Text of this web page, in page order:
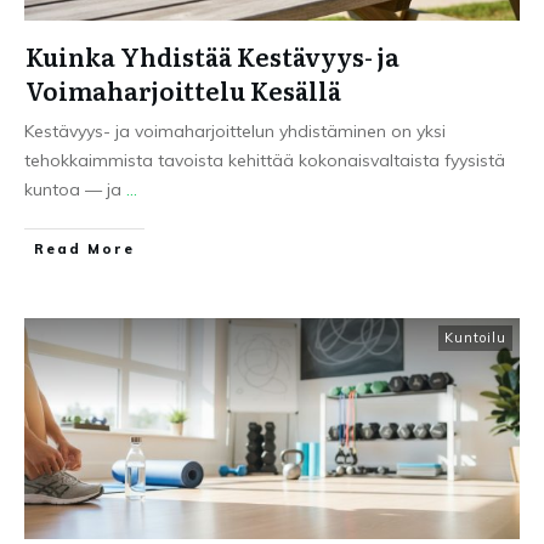
Kuinka Yhdistää Kestävyys- ja
Voimaharjoittelu Kesällä
Kestävyys- ja voimaharjoittelun yhdistäminen on yksi
tehokkaimmista tavoista kehittää kokonaisvaltaista fyysistä
kuntoa — ja ...
Read More
Kuntoilu